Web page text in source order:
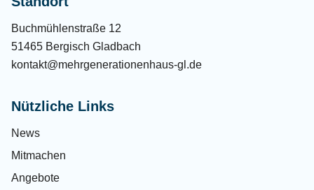
Buchmühlenstraße 12
51465 Bergisch Gladbach
kontakt@mehrgenerationenhaus-gl.de
Nützliche Links
News
Mitmachen
Angebote